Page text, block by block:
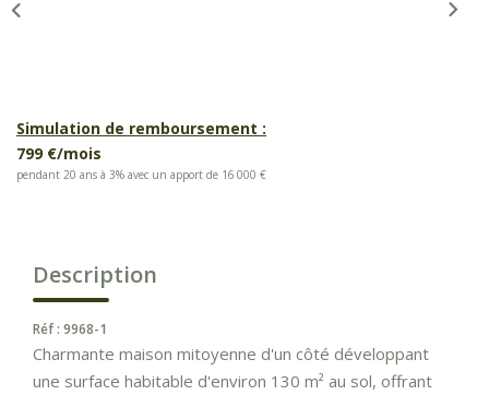
Simulation de remboursement :
799 €/mois
pendant 20 ans à 3% avec un apport de 16 000 €
Description
Réf : 9968-1
Charmante maison mitoyenne d'un côté développant
une surface habitable d'environ 130 m² au sol, offrant